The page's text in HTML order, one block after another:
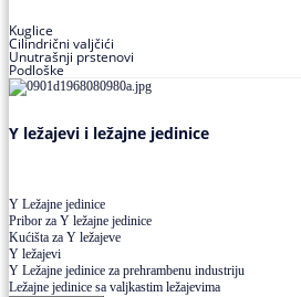
Kuglice
Cilindrični valjčići
Unutrašnji prstenovi
Podloške
Y ležajevi i ležajne jedinice
Y Ležajne jedinice
Pribor za Y ležajne jedinice
Kućišta za Y ležajeve
Y ležajevi
Y Ležajne jedinice za prehrambenu industriju
Ležajne jedinice sa valjkastim ležajevima